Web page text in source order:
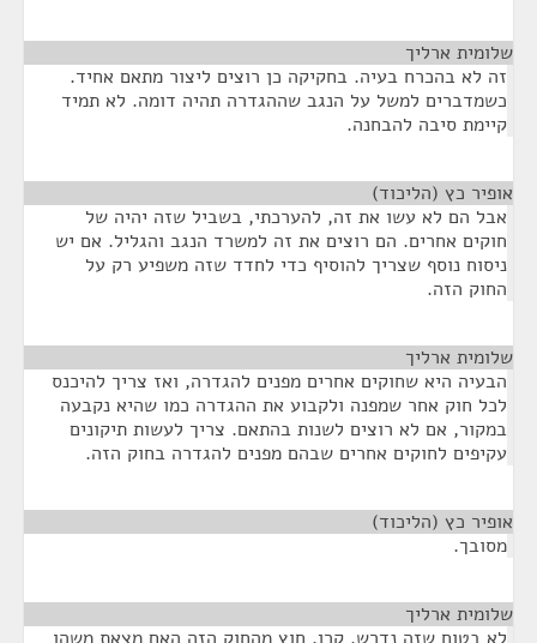
שלומית ארליך
זה לא בהכרח בעיה. בחקיקה כן רוצים ליצור מתאם אחיד.
כשמדברים למשל על הנגב שההגדרה תהיה דומה. לא תמיד
קיימת סיבה להבחנה.
אופיר כץ (הליכוד)
אבל הם לא עשו את זה, להערכתי, בשביל שזה יהיה של
חוקים אחרים. הם רוצים את זה למשרד הנגב והגליל. אם יש
ניסוח נוסף שצריך להוסיף כדי לחדד שזה משפיע רק על
החוק הזה.
שלומית ארליך
הבעיה היא שחוקים אחרים מפנים להגדרה, ואז צריך להיכנס
לכל חוק אחר שמפנה ולקבוע את ההגדרה כמו שהיא נקבעה
במקור, אם לא רוצים לשנות בהתאם. צריך לעשות תיקונים
עקיפים לחוקים אחרים שבהם מפנים להגדרה בחוק הזה.
אופיר כץ (הליכוד)
מסובך.
שלומית ארליך